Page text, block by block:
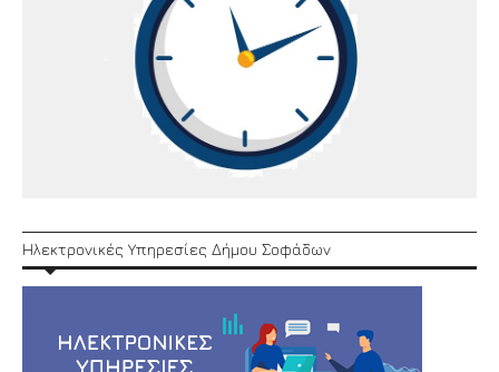
Ηλεκτρονικές Υπηρεσίες Δήμου Σοφάδων